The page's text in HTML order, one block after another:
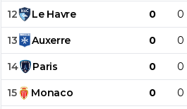
12 Le Havre 0 0
13 Auxerre 0 0
14 Paris 0 0
15 Monaco 0 0